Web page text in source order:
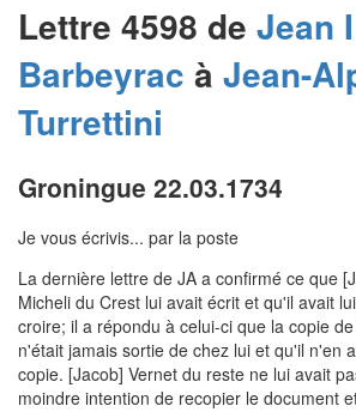
Lettre 4598 de Jean I
Barbeyrac à Jean-
Turrettini
Groningue 22.03.1734
Je vous écrivis... par la poste
La dernière lettre de JA a confirmé ce que
Micheli du Crest lui avait écrit et qu'il avait
croire; il a répondu à celui-ci que la copie
n'était jamais sortie de chez lui et qu'il n'en
copie. [Jacob] Vernet du reste ne lui avait
moindre intention de recopier le document